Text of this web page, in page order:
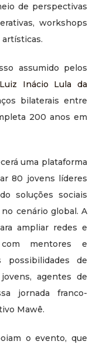
de perspectivas
workshops
assumido pelos
Luiz Inácio Lula da
bilaterais entre
200 anos em
uma plataforma
80 jovens líderes
soluções sociais
cenário global. A
ampliar redes e
com mentores e
possibilidades de
agentes de
jornada franco-
Mawê.
o evento, que